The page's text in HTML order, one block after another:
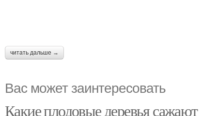
читать дальше →
Вас может заинтересовать
Какие плодовые деревья сажают